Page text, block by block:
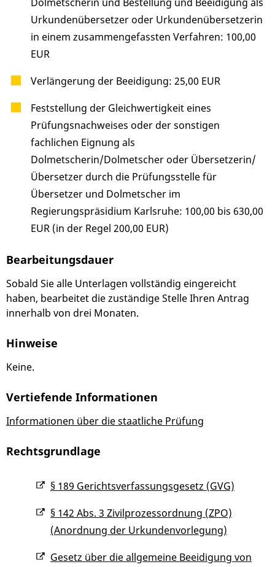
Urkundenübersetzer oder Urkundenübersetzerin
in einem zusammengefassten Verfahren: 100,00
EUR
Verlängerung der Beeidigung: 25,00 EUR
Feststellung der Gleichwertigkeit eines
Prüfungsnachweises oder der sonstigen
fachlichen Eignung als
Dolmetscherin/Dolmetscher oder Übersetzerin/
Übersetzer durch die Prüfungsstelle für
Übersetzer und Dolmetscher im
Regierungspräsidium Karlsruhe: 100,00 bis 630,00
EUR (in der Regel 200,00 EUR)
Bearbeitungsdauer
Sobald Sie alle Unterlagen vollständig eingereicht
haben, bearbeitet die zuständige Stelle Ihren Antrag
innerhalb von drei Monaten.
Hinweise
Keine.
Vertiefende Informationen
Informationen über die staatliche Prüfung
Rechtsgrundlage
§ 189 Gerichtsverfassungsgesetz (GVG)
§ 142 Abs. 3 Zivilprozessordnung (ZPO)
(Anordnung der Urkundenvorlegung)
Gesetz über die allgemeine Beeidigung von